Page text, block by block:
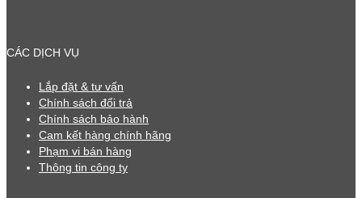
CÁC DỊCH VỤ
Lắp đặt & tư vấn
Chính sách đổi trả
Chính sách bảo hành
Cam kết hàng chính hãng
Phạm vi bán hàng
Thông tin công ty